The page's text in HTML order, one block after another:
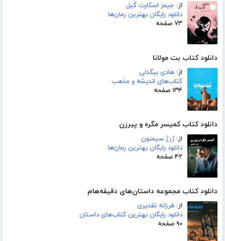
از: جیمز اسکارث گیل
دانلود رایگان بهترین رمان‌ها
۷۳ صفحه
دانلود کتاب بت مولانا
از: هادی بیگدلی
کتاب‌های اندیشه و مذهب
۱۳۴ صفحه
دانلود کتاب کمیسر مگره و پیرزن
از:ژرژ سیمنون
دانلود رایگان بهترین رمان‌ها
۴۲ صفحه
دانلود کتاب مجموعه داستان‌های دقیقه‌هام
از: فرزانه تقدیری
دانلود رایگان بهترین کتاب‌های داستان
۹۰ صفحه